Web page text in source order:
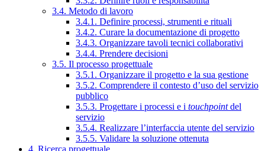
3.4. Metodo di lavoro
3.4.1. Definire processi, strumenti e rituali
3.4.2. Curare la documentazione di progetto
3.4.3. Organizzare tavoli tecnici collaborativi
3.4.4. Prendere decisioni
3.5. Il processo progettuale
3.5.1. Organizzare il progetto e la sua gestione
3.5.2. Comprendere il contesto d’uso del servizio
pubblico
3.5.3. Progettare i processi e i touchpointdel
servizio
3.5.4. Realizzare l’interfaccia utente del servizio
3.5.5. Validare la soluzione ottenuta
4. Ricerca progettuale